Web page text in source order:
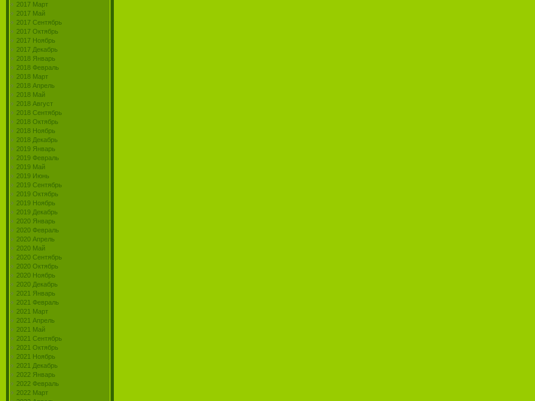
2017 Март
2017 Май
2017 Сентябрь
2017 Октябрь
2017 Ноябрь
2017 Декабрь
2018 Январь
2018 Февраль
2018 Март
2018 Апрель
2018 Май
2018 Август
2018 Сентябрь
2018 Октябрь
2018 Ноябрь
2018 Декабрь
2019 Январь
2019 Февраль
2019 Май
2019 Июнь
2019 Сентябрь
2019 Октябрь
2019 Ноябрь
2019 Декабрь
2020 Январь
2020 Февраль
2020 Апрель
2020 Май
2020 Сентябрь
2020 Октябрь
2020 Ноябрь
2020 Декабрь
2021 Январь
2021 Февраль
2021 Март
2021 Апрель
2021 Май
2021 Сентябрь
2021 Октябрь
2021 Ноябрь
2021 Декабрь
2022 Январь
2022 Февраль
2022 Март